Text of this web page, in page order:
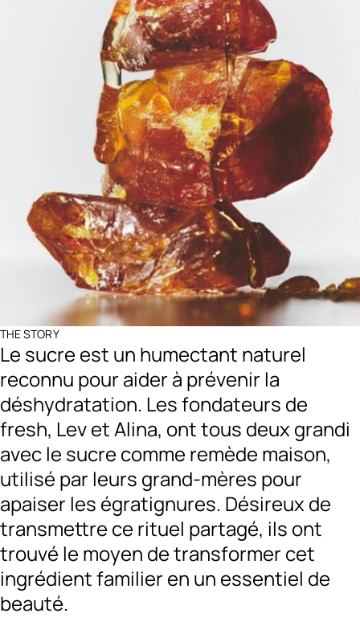
THE STORY
Le sucre est un humectant naturel
reconnu pour aider à prévenir la
déshydratation. Les fondateurs de
fresh, Lev et Alina, ont tous deux grandi
avec le sucre comme remède maison,
utilisé par leurs grand-mères pour
apaiser les égratignures. Désireux de
transmettre ce rituel partagé, ils ont
trouvé le moyen de transformer cet
ingrédient familier en un essentiel de
beauté.